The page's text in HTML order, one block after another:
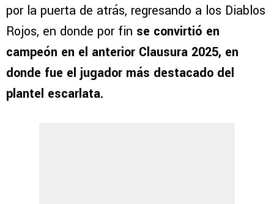
por la puerta de atrás, regresando a los Diablos
Rojos, en donde por fin se convirtió en
campeón en el anterior Clausura 2025, en
donde fue el jugador más destacado del
plantel escarlata.